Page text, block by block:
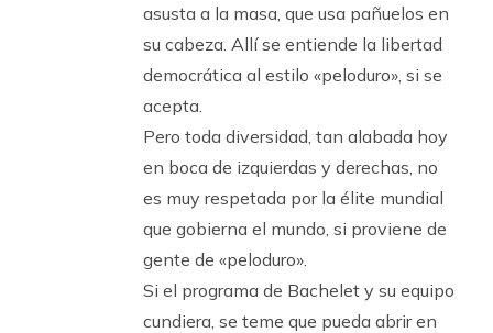
asusta a la masa, que usa pañuelos en
su cabeza. Allí se entiende la libertad
democrática al estilo «peloduro», si se
acepta.
Pero toda diversidad, tan alabada hoy
en boca de izquierdas y derechas, no
es muy respetada por la élite mundial
que gobierna el mundo, si proviene de
gente de «peloduro».
Si el programa de Bachelet y su equipo
cundiera, se teme que pueda abrir en